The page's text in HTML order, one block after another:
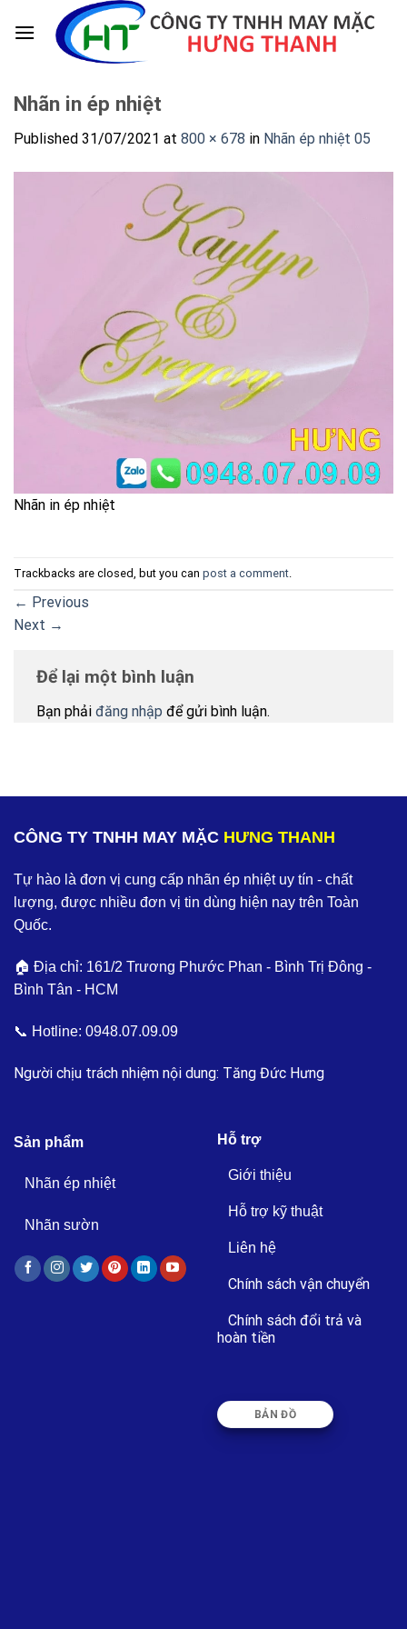
Nhãn in ép nhiệt
Published 31/07/2021 at 800 × 678 in Nhãn ép nhiệt 05
Nhãn in ép nhiệt
Trackbacks are closed, but you can post a comment
← Previous
Next →
Để lại một bình luận
Bạn phải đăng nhập để gửi bình luận.
CÔNG TY TNHH MAY MẶC HƯNG THANH
Tự hào là đơn vị cung cấp nhãn ép nhiệt uy tín - chất
lượng, được nhiều đơn vị tin dùng hiện nay trên Toàn
Quốc.
🏠 Địa chỉ: 161/2 Trương Phước Phan - Bình Trị Đông -
Bình Tân - HCM
📞 Hotline: 0948.07.09.09
Người chịu trách nhiệm nội dung: Tăng Đức Hưng
Sản phẩm
Nhãn ép nhiệt
Nhãn sườn
Hỗ trợ
Giới thiệu
Hỗ trợ kỹ thuật
Liên hệ
Chính sách vận chuyển
Chính sách đổi trả và
hoàn tiền
BẢN ĐỒ